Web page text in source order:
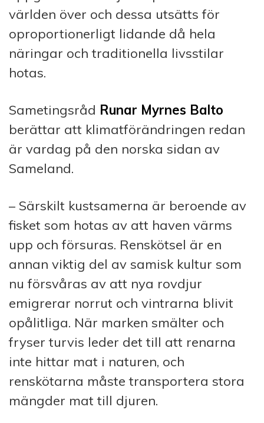
världen över och dessa utsätts för
oproportionerligt lidande då hela
näringar och traditionella livsstilar
hotas.
Sametingsråd Runar Myrnes Balto
berättar att klimatförändringen redan
är vardag på den norska sidan av
Sameland.
– Särskilt kustsamerna är beroende av
fisket som hotas av att haven värms
upp och försuras. Renskötsel är en
annan viktig del av samisk kultur som
nu försvåras av att nya rovdjur
emigrerar norrut och vintrarna blivit
opålitliga. När marken smälter och
fryser turvis leder det till att renarna
inte hittar mat i naturen, och
renskötarna måste transportera stora
mängder mat till djuren.